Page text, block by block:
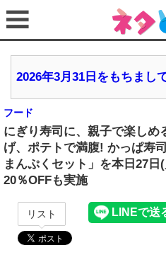
2026年3月31日をもちまし
フード
にぎり寿司に、親子で楽しめ
げ、ポテトで満腹! かっぱ寿
まんぷくセット」を本日27日
20％OFFも実施
リスト